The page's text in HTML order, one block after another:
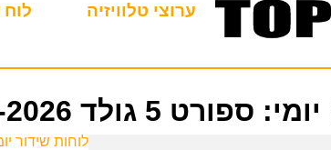
ערוצי טלוויזיה לוח
5 גולד 08-06-2026
לוחות שידור